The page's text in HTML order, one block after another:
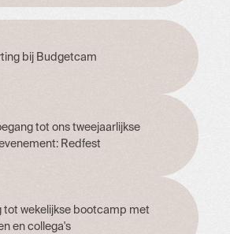
bij Budgetcam
tot ons tweejaarlijkse
Redfest
tot wekelijkse bootcamp met
en collega's